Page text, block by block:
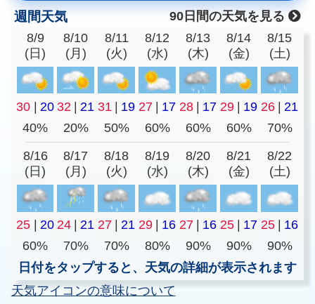
週間天気
90日間の天気を見る
8/9
(日)
8/10
(月)
8/11
(火)
8/12
(水)
8/13
(木)
8/14
(金)
8/15
(土)
30 20 32 21 31 19 27 17 28 17 29 19 26
21
40%
20% 50% 60% 60% 60% 70%
8/16
(日)
8/17
(月)
8/18
(火)
8/19
(水)
8/20
(木)
8/21
(金)
8/22
(土)
25 20 24 21 27 21 29 16 27 16 25 17 25
16
60%
70% 70% 80% 90% 90%
90%
日付をタップすると、天気の詳細が表示されます
天気アイコンの意味について